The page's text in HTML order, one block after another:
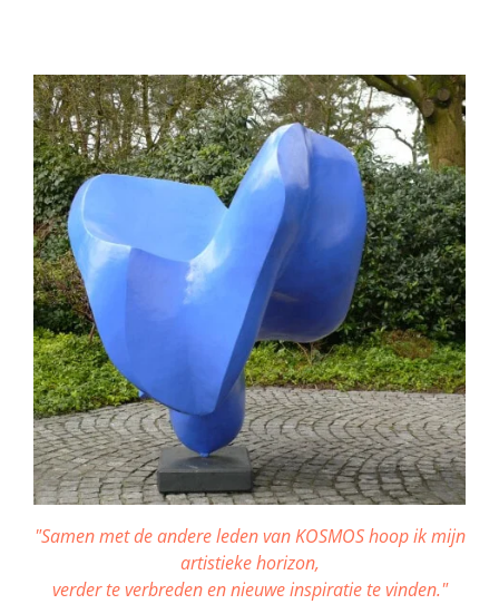
"Samen met de andere leden van KOSMOS hoop ik mijn
artistieke horizon,
verder te verbreden en nieuwe inspiratie te vinden."